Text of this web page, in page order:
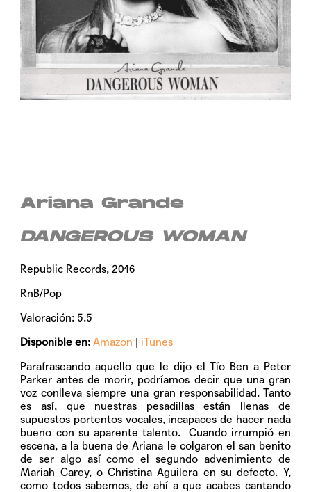
Ariana Grande
DANGEROUS WOMAN
Republic Records, 2016
RnB/Pop
Valoración: 5.5
Disponible en: Amazon
iTunes
Parafraseando aquello que le dijo el Tío Ben a Peter
Parker antes de morir, podríamos decir que una gran
voz conlleva siempre una gran responsabilidad. Tanto
es así, que nuestras pesadillas están llenas de
supuestos portentos vocales, incapaces de hacer nada
bueno con su aparente talento.
Cuando irrumpió en
escena, a la buena de Ariana le colgaron el san benito
de ser algo así como el segundo advenimiento de
Mariah Carey, o Christina Aguilera en su defecto. Y,
como todos sabemos, de ahí a que acabes cantando